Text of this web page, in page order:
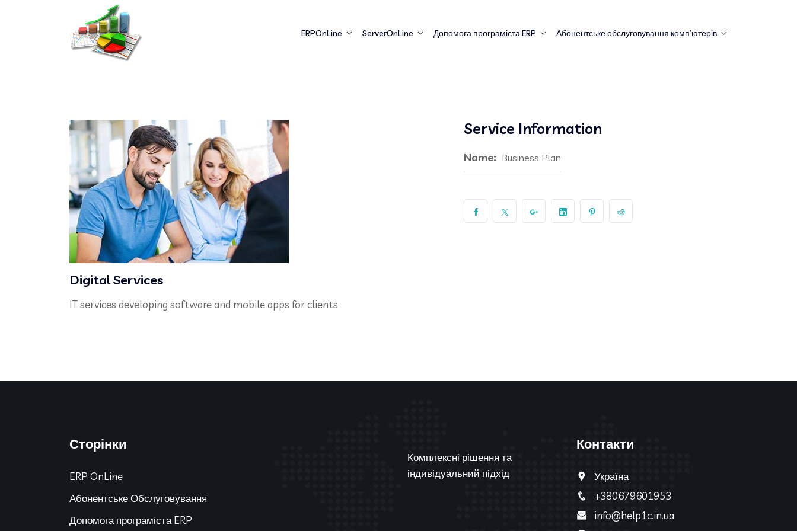
ERPOnLine ServerOnLine Допомога програміста ERP Абонентське обслуговування комп’ютерів
Service Information
Name: Business Plan
Digital Services
IT services developing software and mobile apps for clients
Сторінки
ERP OnLine
Абонентське Обслуговування
Допомога програміста ERP
Комплексні рішення та
індивідуальний підхід
Контакти
Україна
+380679601953
info@help1c.in.ua